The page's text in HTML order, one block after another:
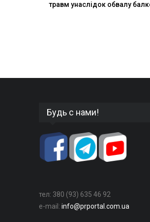
травм унаслідок обвалу
Будь с нами!
тел: 380 (93) 635 46 92
e-mail: info@prportal.com.ua